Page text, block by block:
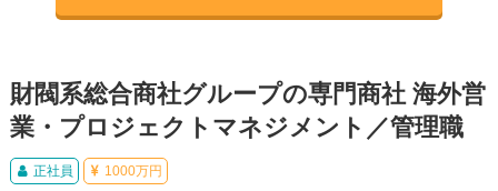
財閥系総合商社グループの専門商社 海外営
業・プロジェクトマネジメント／管理職
正社員 1000万円